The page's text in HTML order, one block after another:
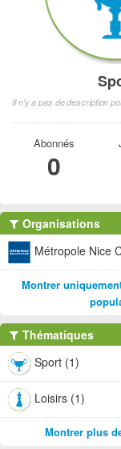
Il n'y a pas de description
Abonnés
0
Organisations
Métropole Nice
Montrer
Thématiques
Sport (1)
Loisirs (1)
Montrer plus